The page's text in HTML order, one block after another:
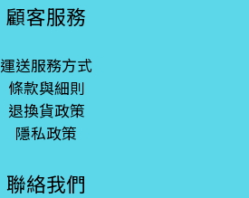
顧客服務
運送服務方式
條款與細則
退換貨政策
隱私政策
聯絡我們